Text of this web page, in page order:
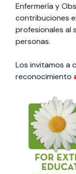
Enfermería y
contribuciones
profesionales al
personas.
Los invitamos a
reconocimiento